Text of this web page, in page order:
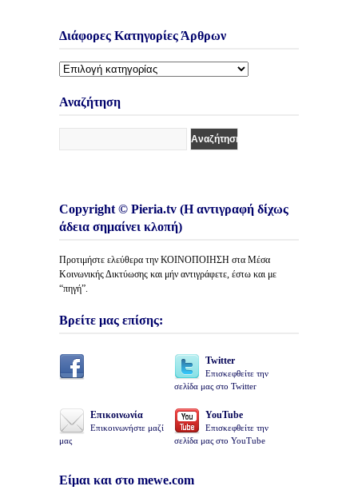
Διάφορες Κατηγορίες Άρθρων
Διάφορες
Άρθρων
Αναζήτηση
Copyright © Pieria.tv (Η αντιγραφή δίχως
άδεια σημαίνει κλοπή)
Προτιμήστε ελεύθερα την ΚΟΙΝΟΠΟΙΗΣΗ στα Μέσα
Κοινωνικής Δικτύωσης και μήν αντιγράφετε, έστω και με
“πηγή”.
Βρείτε μας επίσης:
Twitter
Επισκεφθείτε την
σελίδα μας στο Twitter
Επικοινωνία
Επικοινωνήστε μαζί
μας
YouTube
Επισκεφθείτε την
σελίδα μας στο YouTube
Είμαι και στο mewe.com